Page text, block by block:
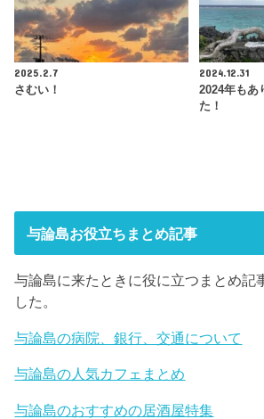
2025.2.7
さむい！
2024.12.31
2024年もあ
た！
与論島お役立ちまとめ記事
与論島に来たときに役に立つまとめ記
した。
与論島の病院、銀行、交通について
与論島の人気カフェまとめ
与論島のおすすめの居酒屋特集